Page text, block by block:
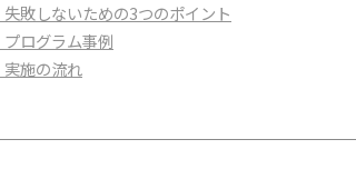
敗しないための3つのポイント
ログラム事例
施の流れ